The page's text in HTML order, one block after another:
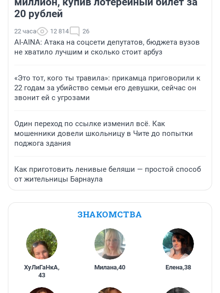
20 рублей
22 часа 12 814 26
AI-AINA: Атака на соцсети депутатов, бюджета вузов
не хватило лучшим и сколько стоит арбуз
«Это тот, кого ты травила»: прикамца приговорили к
22 годам за убийство семьи его девушки, сейчас он
звонит ей с угрозами
Один переход по ссылке изменил всё. Как
мошенники довели школьницу в Чите до попытки
поджога здания
Как приготовить ленивые беляши — простой способ
от жительницы Барнаула
ЗНАКОМСТВА
ХуЛиГаНкА,
43
Милана,40 Елена,38